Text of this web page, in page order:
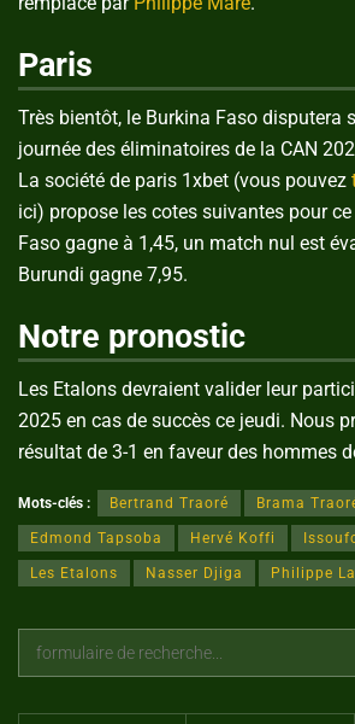
Paris
Très bientôt, le Burkina Faso disputera
journée des éliminatoires de la CAN
La société de paris 1xbet (vous pouvez
ici) propose les cotes suivantes pour
Faso gagne à 1,45, un match nul est
Burundi gagne 7,95.
Notre pronostic
Les Etalons devraient valider leur
2025 en cas de succès ce jeudi. Nous
résultat de 3-1 en faveur des hommes
Mots-clés : Bertrand Traoré Brama
Edmond Tapsoba Hervé Koffi
Les Etalons Nasser Djiga Philippe